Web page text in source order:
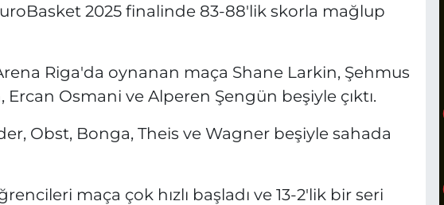
2025 finalinde 83-88'lik skorla mağlup
Arena Riga'da oynanan maça Shane Larkin, Şehmus
Ercan Osmani ve Alperen Şengün beşiyle çıktı.
Obst, Bonga, Theis ve Wagner beşiyle sahada
maça çok hızlı başladı ve 13-2'lik bir seri